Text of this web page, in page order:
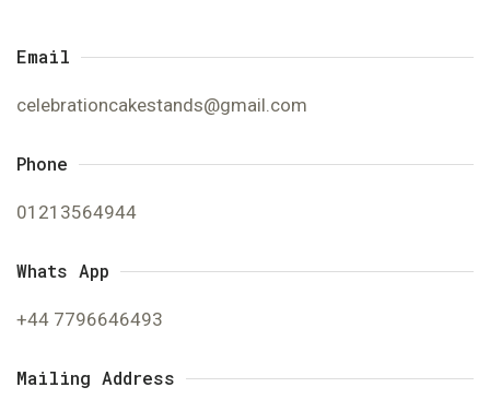
Email
celebrationcakestands@gmail.com
Phone
01213564944
Whats App
+44 7796646493
Mailing Address